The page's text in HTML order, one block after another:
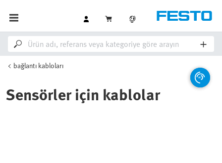
bağlantı kabloları
Sensörler için kablolar